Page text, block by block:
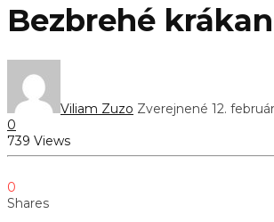
Bezbrehé
Viliam Zuzo Zverejnené 12.
0
739 Views
0
Shares